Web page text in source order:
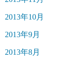
2013年10月
2013年9月
2013年8月